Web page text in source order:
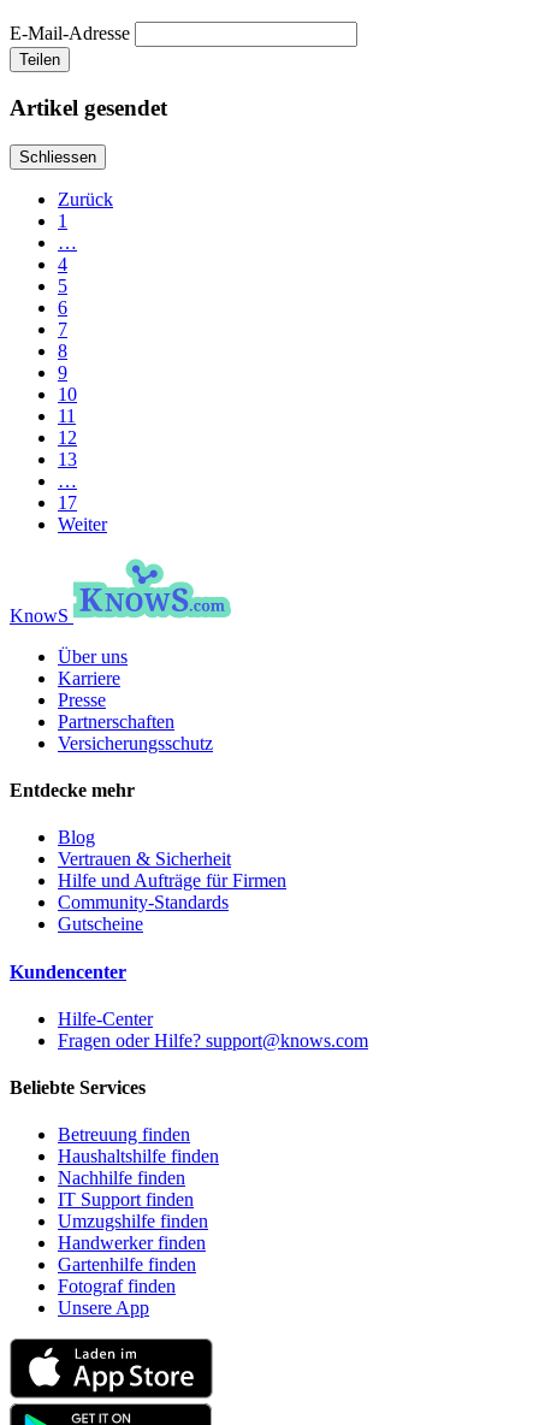
E-Mail-Adresse
Teilen
Artikel gesendet
Schliessen
Zurück
1
…
4
5
6
7
8
9
10
11
12
13
…
17
Weiter
KnowS
Über uns
Karriere
Presse
Partnerschaften
Versicherungsschutz
Entdecke mehr
Blog
Vertrauen & Sicherheit
Hilfe und Aufträge für Firmen
Community-Standards
Gutscheine
Kundencenter
Hilfe-Center
Fragen oder Hilfe? support@knows.com
Beliebte Services
Betreuung finden
Haushaltshilfe finden
Nachhilfe finden
IT Support finden
Umzugshilfe finden
Handwerker finden
Gartenhilfe finden
Fotograf finden
Unsere App